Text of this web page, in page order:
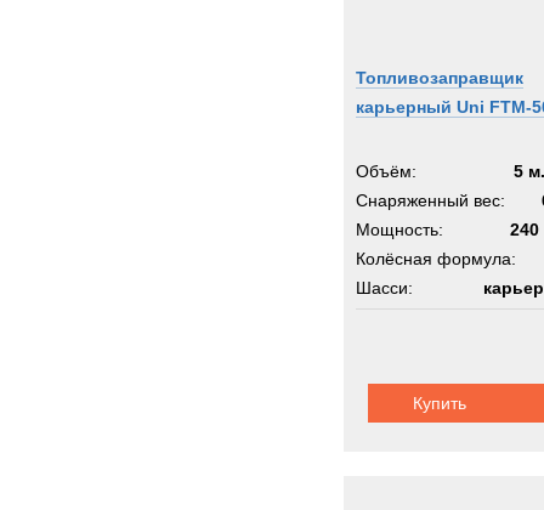
Топливозаправщик
карьерный Uni FTM-
Объём:
5
Снаряженный вес:
Мощность:
240
Колёсная формула:
Шасси:
Купить